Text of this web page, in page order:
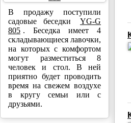
В продажу поступили
садовые беседки
YG-G
805 . Беседка имеет 4
складывающиеся лавочки,
на которых с комфортом
могут разместиться 8
человек и стол. В ней
приятно будет проводить
время на свежем воздухе
в кругу семьи или с
друзьями.